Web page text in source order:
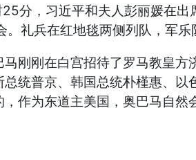
，习近平和夫人彭丽媛在出
。礼兵在红地毯两侧列队，军乐
刚在白宫招待了罗马教皇方
总统普京、韩国总统朴槿惠、
作为东道主美国，奥巴马自